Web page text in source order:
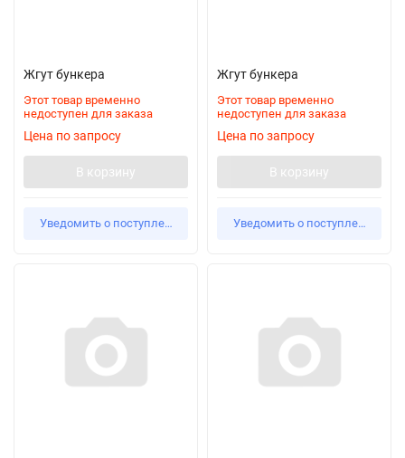
Жгут бункера
Этот товар временно
недоступен для заказа
Цена по запросу
В корзину
Уведомить о поступлении
Жгут бункера
Этот товар временно
недоступен для заказа
Цена по запросу
В корзину
Уведомить о поступлении